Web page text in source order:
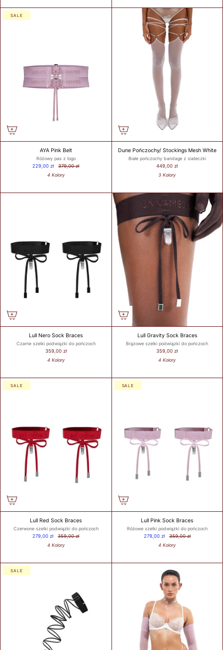
SALE
AYA Pink Belt
Różowy pas z logo
229,00 zł
379,00 zł
4 Kolory
Dune Pończochy/ Stockings Mesh White
Białe pończochy bandage z siateczki
449,00 zł
3 Kolory
Lull Nero Sock Braces
Czarne szelki podwiązki do pończoch
359,00 zł
4 Kolory
Lull Gravity Sock Braces
Brązowe szelki podwiązki do pończoch
359,00 zł
4 Kolory
SALE
Lull Red Sock Braces
Czerwone szelki podwiązki do pończoch
279,00 zł
359,00 zł
4 Kolory
SALE
Lull Pink Sock Braces
Różowe szelki podwiązki do pończoch
279,00 zł
359,00 zł
4 Kolory
SALE